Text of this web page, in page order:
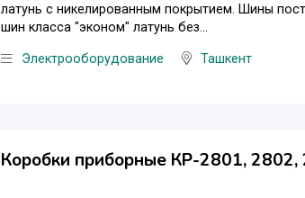
латунь с никелированным покрытием. Шины
шин класса "эконом" латунь без...
Электрооборудование Ташкент
Коробки приборные КР-2801,